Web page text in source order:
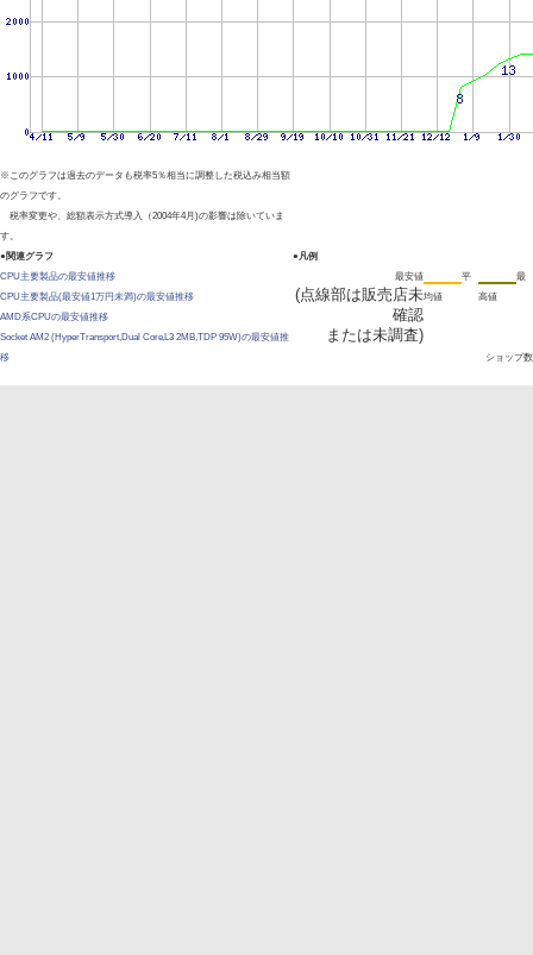
※このグラフは過去のデータも税率5％相当に調整した税込み相当額
のグラフです。
税率変更や、総額表示方式導入（2004年4月)の影響は除いていま
す。
●関連グラフ
CPU主要製品の最安値推移
CPU主要製品(最安値1万円未満)の最安値推移
AMD系CPUの最安値推移
Socket AM2 (HyperTransport,Dual Core,L3 2MB,TDP 95W)の最安値推
移
●凡例
最安値
(点線部は販売店未
確認
または未調査)
平
均値
最
高値
ショップ数